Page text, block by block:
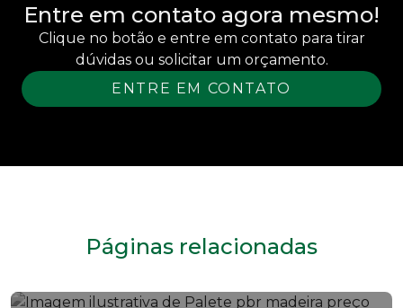
Entre em contato agora mesmo!
Clique no botão e entre em contato para tirar
dúvidas ou solicitar um orçamento.
ENTRE EM CONTATO
Páginas relacionadas